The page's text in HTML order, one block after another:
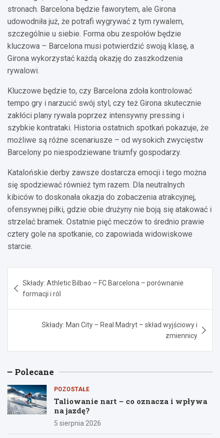
stronach. Barcelona będzie faworytem, ale Girona
udowodniła już, że potrafi wygrywać z tym rywalem,
szczególnie u siebie. Forma obu zespołów będzie
kluczowa – Barcelona musi potwierdzić swoją klasę, a
Girona wykorzystać każdą okazję do zaszkodzenia
rywalowi.
Kluczowe będzie to, czy Barcelona zdoła kontrolować
tempo gry i narzucić swój styl, czy też Girona skutecznie
zakłóci plany rywala poprzez intensywny pressing i
szybkie kontrataki. Historia ostatnich spotkań pokazuje, że
możliwe są różne scenariusze – od wysokich zwycięstw
Barcelony po niespodziewane triumfy gospodarzy.
Katalońskie derby zawsze dostarcza emocji i tego można
się spodziewać również tym razem. Dla neutralnych
kibiców to doskonała okazja do zobaczenia atrakcyjnej,
ofensywnej piłki, gdzie obie drużyny nie boją się atakować i
strzelać bramek. Ostatnie pięć meczów to średnio prawie
cztery gole na spotkanie, co zapowiada widowiskowe
starcie.
wpisu
Składy: Athletic Bilbao – FC Barcelona – porównanie
formacji i ról
Składy: Man City – Real Madryt – skład wyjściowy i
zmiennicy
Polecane
POZOSTAŁE
Taliowanie nart – co oznacza i wpływa
na jazdę?
5 sierpnia 2026